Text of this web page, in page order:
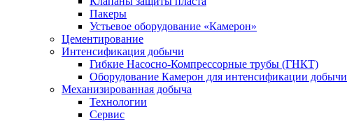
Пакеры
Устьевое оборудование «Камерон»
Цементирование
Интенсификация добычи
Гибкие Насосно-Компрессорные трубы (ГНКТ)
Оборудование Камерон для интенсификации добычи
Механизированная добыча
Технологии
Сервис